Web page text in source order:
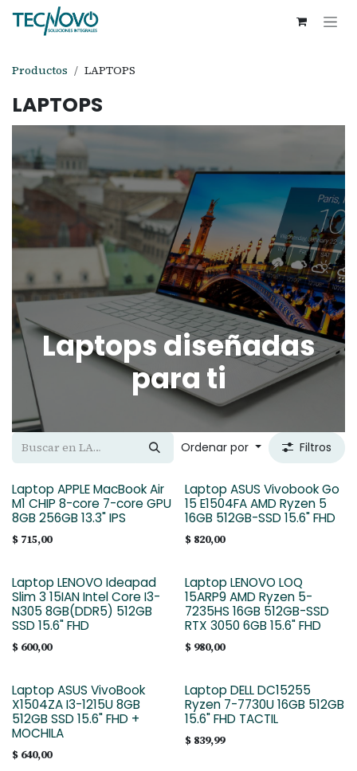
Ir al contenido
Productos LAPTOPS
LAPTOPS
Laptops diseñadas
para ti
Ordenar por Filtros
Laptop APPLE MacBook Air
M1 CHIP 8-core 7-core GPU
8GB 256GB 13.3" IPS
$ 715,00
Laptop ASUS Vivobook Go
15 E1504FA AMD Ryzen 5
16GB 512GB-SSD 15.6" FHD
$ 820,00
Laptop LENOVO Ideapad
Slim 3 15IAN Intel Core I3-
N305 8GB(DDR5) 512GB
SSD 15.6" FHD
$ 600,00
Laptop LENOVO LOQ
15ARP9 AMD Ryzen 5-
7235HS 16GB 512GB-SSD
RTX 3050 6GB 15.6" FHD
$ 980,00
Laptop ASUS VivoBook
X1504ZA I3-1215U 8GB
512GB SSD 15.6" FHD +
MOCHILA
$ 640,00
Laptop DELL DC15255
Ryzen 7-7730U 16GB 512GB
15.6" FHD TACTIL
$ 839,99